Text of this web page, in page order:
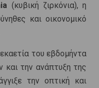
(κυβική ζιρκόνια), η
και οικονομικό
του εβδομήντα
την ανάπτυξη της
την οπτική και